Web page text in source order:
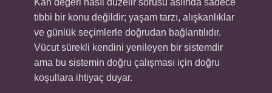
Kan değeri nasıl düzelir sorusu aslında sadece
tıbbi bir konu değildir; yaşam tarzı, alışkanlıklar
ve günlük seçimlerle doğrudan bağlantılıdır.
Vücut sürekli kendini yenileyen bir sistemdir
ama bu sistemin doğru çalışması için doğru
koşullara ihtiyaç duyar.